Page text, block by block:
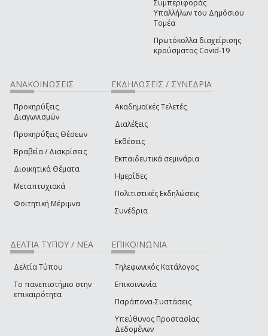
Συμπεριφοράς
Υπαλλήλων του Δημόσιου
Τομέα
Πρωτόκολλα διαχείρισης
κρούσματος Covid-19
ΑΝΑΚΟΙΝΩΣΕΙΣ
Προκηρύξεις
Διαγωνισμών
Προκηρύξεις Θέσεων
Βραβεία / Διακρίσεις
Διοικητικά Θέματα
Μεταπτυχιακά
Φοιτητική Μέριμνα
ΕΚΔΗΛΩΣΕΙΣ / ΣΥΝΕΔΡΙΑ
Ακαδημαϊκές Τελετές
Διαλέξεις
Εκθέσεις
Εκπαιδευτικά σεμινάρια
Ημερίδες
Πολιτιστικές Εκδηλώσεις
Συνέδρια
ΔΕΛΤΙΑ ΤΥΠΟΥ / ΝΕΑ
Δελτία Τύπου
Το πανεπιστήμιο στην
επικαιρότητα
ΕΠΙΚΟΙΝΩΝΙΑ
Τηλεφωνικός Κατάλογος
Επικοινωνία
Παράπονα-Συστάσεις
Υπεύθυνος Προστασίας
Δεδομένων